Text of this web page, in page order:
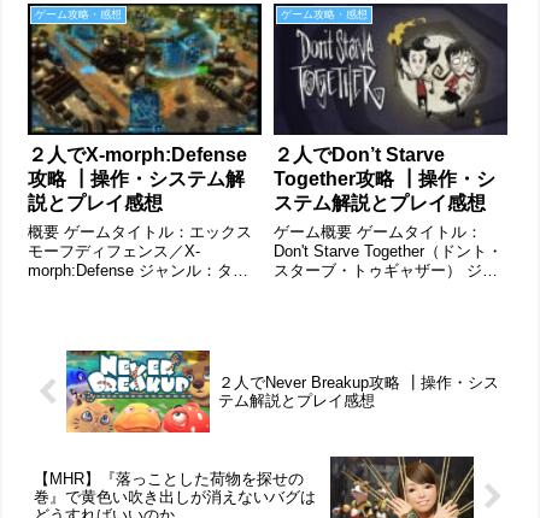
ューティング プラットフォー
ム：Nintendo Switch、STEAM
プレイ人数：...
ど様々なジャンルのものがある
ので、恋人や家族でやるゲーム
を探している方は是非チェック
してみてください。ゲーム概要
ゲームタイト...
ゲーム攻略・感想
２人でX-morph:Defense
攻略 ┃操作・システム解
説とプレイ感想
概要 ゲームタイトル：エックス
モーフディフェンス／X-
morph:Defense ジャンル：タワ
人数：1人。オフラインマルチプ
レイ時は２...
ゲーム攻略・感想
２人でDon’t Starve
Together攻略 ┃操作・シ
ステム解説とプレイ感想
ゲーム概要 ゲームタイトル：
Don't Starve Together（ドント・
スターブ・トゥギャザー） ジャ
２人でNever Breakup攻略 ┃操作・シス
テム解説とプレイ感想
【MHR】『落っことした荷物を探せの
巻』で黄色い吹き出しが消えないバグは